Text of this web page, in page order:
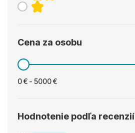
Cena za osobu
0 € - 5000 €
Hodnotenie podľa recenzií